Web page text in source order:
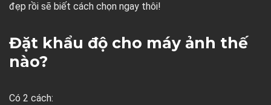
đẹp rồi sẽ biết cách chọn ngay thôi!
Đặt khẩu độ cho máy ảnh thế
nào?
Có 2 cách: